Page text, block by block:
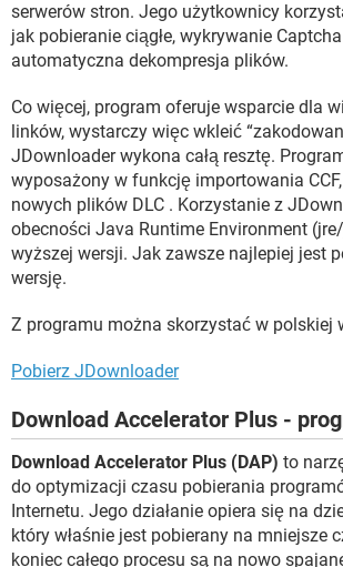
serwerów stron. Jego użytkownicy
jak pobieranie ciągłe, wykrywanie
automatyczna dekompresja plików.
Co więcej, program oferuje wsparcie dla
linków, wystarczy więc wkleić
JDownloader wykona całą resztę.
wyposażony w funkcję importowania
nowych plików DLC . Korzystanie z
obecności Java Runtime Environment
wyższej wersji. Jak zawsze najlepiej jest
wersję.
Z programu można skorzystać w polskiej
Pobierz JDownloader
Download Accelerator Plus -
Download Accelerator Plus (DAP) to
do optymizacji czasu pobierania
Internetu. Jego działanie opiera się na
który właśnie jest pobierany na mniejsze
koniec całego procesu są na nowo